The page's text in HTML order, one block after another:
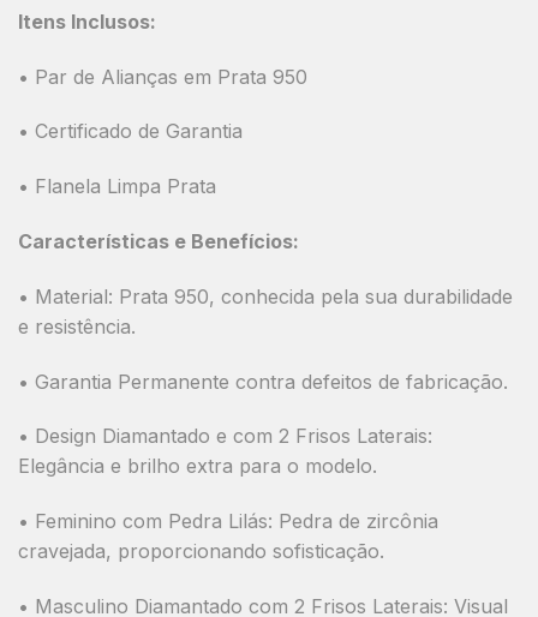
Itens Inclusos:
• Par de Alianças em Prata 950
• Certificado de Garantia
• Flanela Limpa Prata
Características e Benefícios:
• Material: Prata 950, conhecida pela sua durabilidade
e resistência.
• Garantia Permanente contra defeitos de fabricação.
• Design Diamantado e com 2 Frisos Laterais:
Elegância e brilho extra para o modelo.
• Feminino com Pedra Lilás: Pedra de zircônia
cravejada, proporcionando sofisticação.
• Masculino Diamantado com 2 Frisos Laterais: Visual